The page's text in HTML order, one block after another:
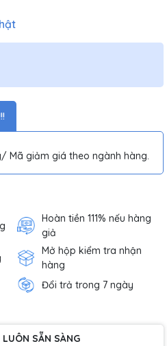
Mã giảm giá theo ngành hàng.
Hoàn tiền 111% nếu hàng
giả
Mở hộp kiểm tra nhận
hàng
Đổi trả trong 7 ngày
LUÔN SẴN SÀNG